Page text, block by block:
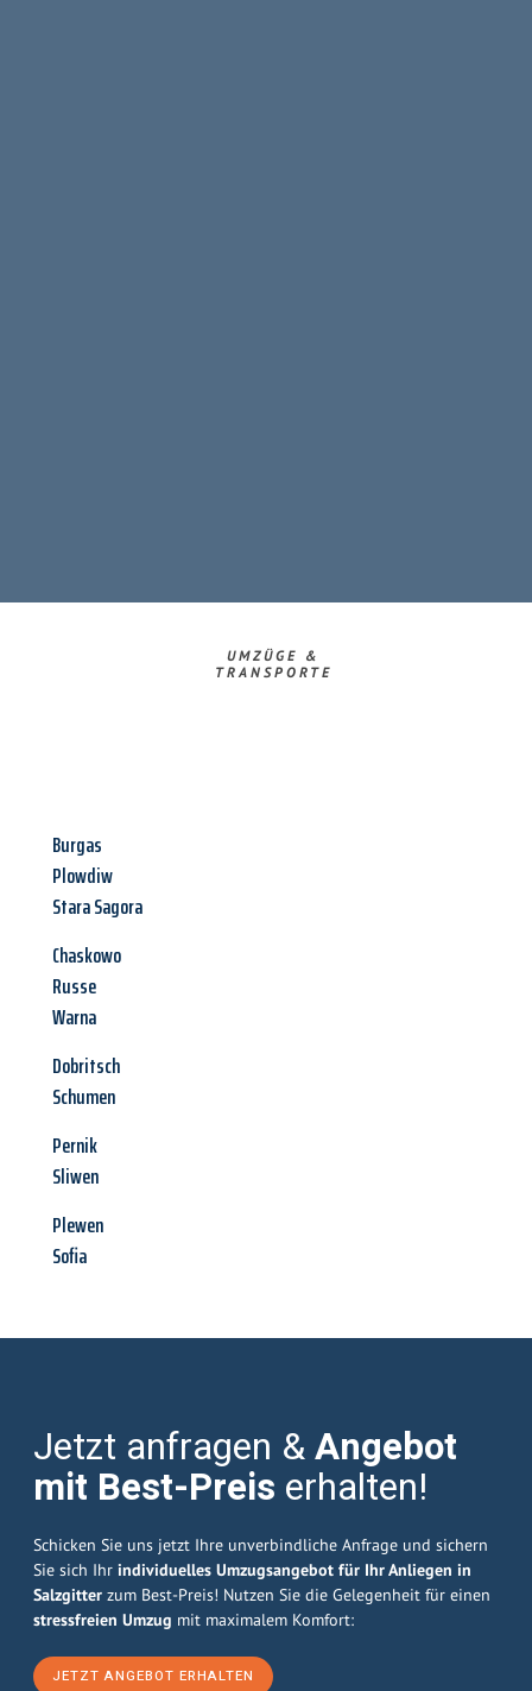
UMZÜGE &
TRANSPORTE
Burgas
Plowdiw
Stara Sagora
Chaskowo
Russe
Warna
Dobritsch
Schumen
Pernik
Sliwen
Plewen
Sofia
Jetzt anfragen &Angebot
mit Best-Preis erhalten!
Schicken Sie uns jetzt Ihre unverbindliche Anfrage und sichern
Sie sich Ihr individuelles Umzugsangebot für Ihr Anliegen in
Salzgitter zum Best-Preis! Nutzen Sie die Gelegenheit für einen
stressfreien Umzug mit maximalem Komfort:
JETZT ANGEBOT ERHALTEN